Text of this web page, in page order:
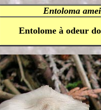
Entoloma
Entolome à odeur